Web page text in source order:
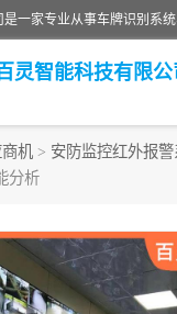
灵智能科技有限公
机 > 安防监控红外报
分析
统